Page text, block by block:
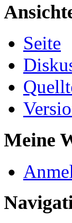
Seite
Meine